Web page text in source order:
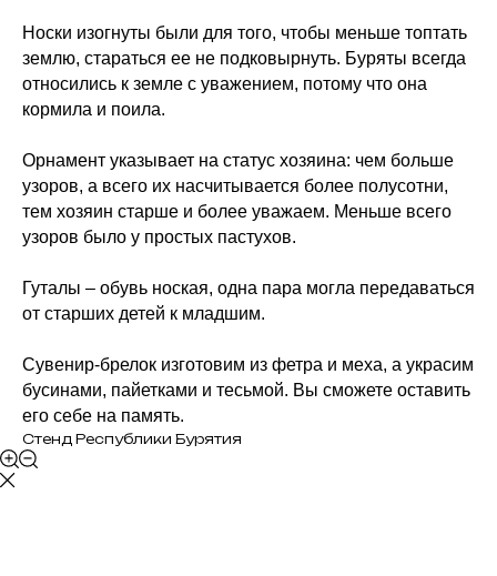
Носки изогнуты были для того, чтобы меньше топтать
землю, стараться ее не подковырнуть. Буряты всегда
относились к земле с уважением, потому что она
кормила и поила.
Орнамент указывает на статус хозяина: чем больше
узоров, а всего их насчитывается более полусотни,
тем хозяин старше и более уважаем. Меньше всего
узоров было у простых пастухов.
Гуталы – обувь ноская, одна пара могла передаваться
от старших детей к младшим.
Сувенир-брелок изготовим из фетра и меха, а украсим
бусинами, пайетками и тесьмой. Вы сможете оставить
его себе на память.
Стенд Республики Бурятия